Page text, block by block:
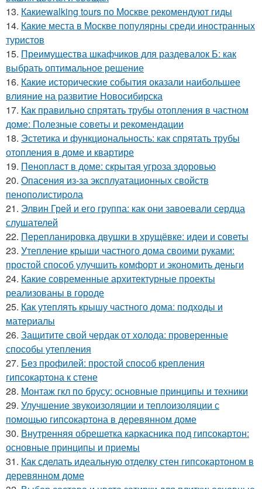
13. Какиеwalking tours по Москве рекомендуют гиды
14. Какие места в Москве популярны среди иностранных
туристов
15. Преимущества шкафчиков для раздевалок Б: как
выбрать оптимальное решение
16. Какие исторические события оказали наибольшее
влияние на развитие Новосибирска
17. Как правильно спрятать трубы отопления в частном
доме: Полезные советы и рекомендации
18. Эстетика и функциональность: как спрятать трубы
отопления в доме и квартире
19. Пенопласт в доме: скрытая угроза здоровью
20. Опасения из-за эксплуатационных свойств
пенополистирола
21. Элвин Грей и его группа: как они завоевали сердца
слушателей
22. Перепланировка двушки в хрущёвке: идеи и советы
23. Утепление крыши частного дома своими руками:
простой способ улучшить комфорт и экономить деньги
24. Какие современные архитектурные проекты
реализованы в городе
25. Как утеплять крышу частного дома: подходы и
материалы
26. Защитите свой чердак от холода: проверенные
способы утепления
27. Без профилей: простой способ крепления
гипсокартона к стене
28. Монтаж гкл по брусу: основные принципы и техники
29. Улучшение звукоизоляции и теплоизоляции с
помощью гипсокартона в деревянном доме
30. Внутренняя обрешетка каркасника под гипсокартон:
основные принципы и приемы
31. Как сделать идеальную отделку стен гипсокартоном в
деревянном доме